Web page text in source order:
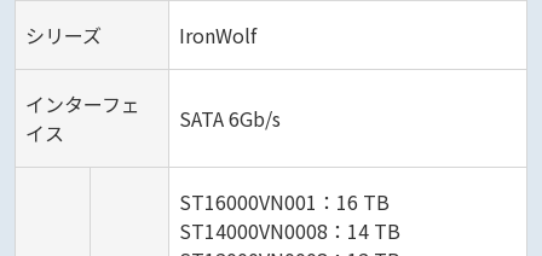
シリーズ IronWolf
インターフェ
イス
SATA 6Gb/s
ST16000VN001：16 TB
ST14000VN0008：14 TB